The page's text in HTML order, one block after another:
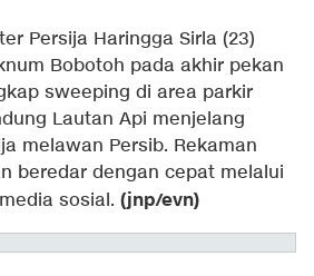
Persija Haringga Sirla (23)
Bobotoh pada akhir pekan
sweeping di area parkir
Lautan Api menjelang
melawan Persib. Rekaman
beredar dengan cepat melalui
sosial. (jnp/evn)